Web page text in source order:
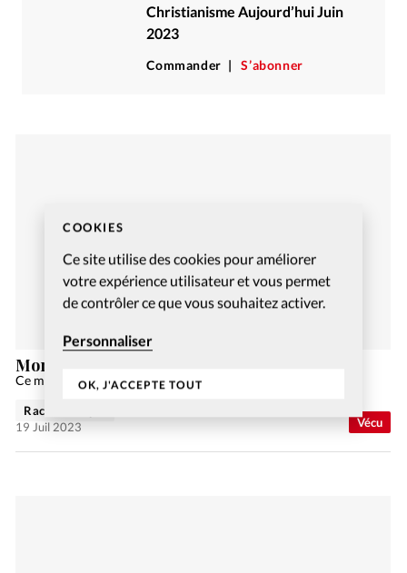
COOKIES
Ce site utilise des cookies pour améliorer
votre expérience utilisateur et vous permet
de contrôler ce que vous souhaitez activer.
Personnaliser
OK, J'ACCEPTE TOUT
Christianisme Aujourd’hui Juin
2023
Commander S’abonner
Vécu
Mon témoignage en 2’
Ce mois-ci, Saraswati partage son témoignage.
Rachel Gamper
19 Juil 2023